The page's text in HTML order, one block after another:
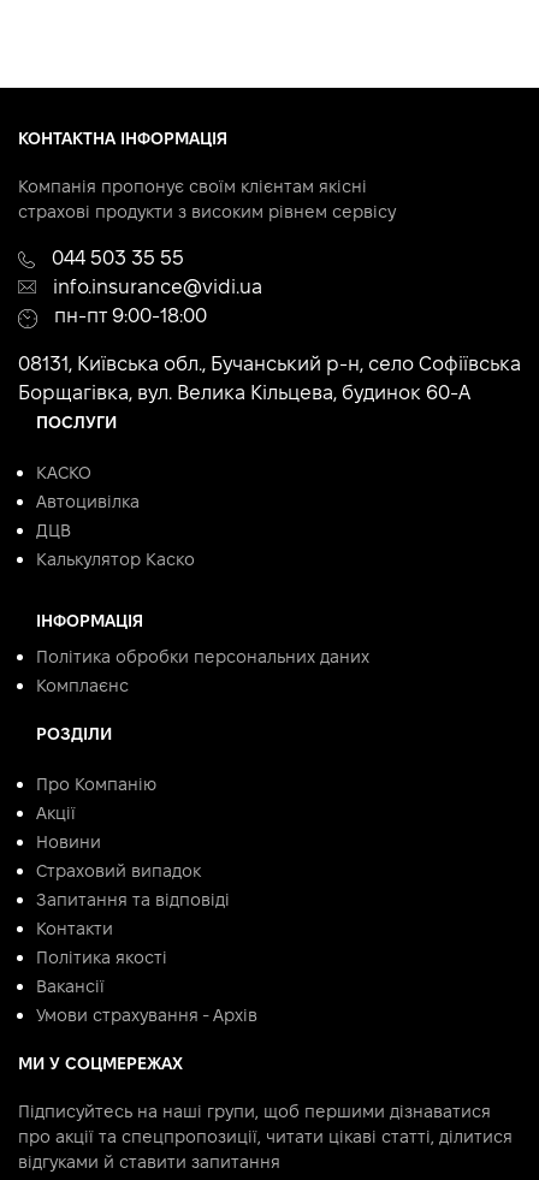
КОНТАКТНА ІНФОРМАЦІЯ
Компанія пропонує своїм клієнтам якісні
страхові продукти з високим рівнем сервісу
044 503 35 55
info.insurance@vidi.ua
пн-пт 9:00-18:00
08131, Київська обл., Бучанський р-н, село Софіївська
Борщагівка, вул. Велика Кільцева, будинок 60-А
ПОСЛУГИ
КАСКО
Автоцивілка
ДЦВ
Калькулятор Каско
ІНФОРМАЦІЯ
Політика обробки персональних даних
Комплаєнс
РОЗДІЛИ
Про Компанію
Акції
Новини
Страховий випадок
Запитання та відповіді
Контакти
Політика якості
Вакансії
Умови страхування - Архів
МИ У СОЦМЕРЕЖАХ
Підписуйтесь на наші групи, щоб першими дізнаватися
про акції та спецпропозиції, читати цікаві статті, ділитися
відгуками й ставити запитання